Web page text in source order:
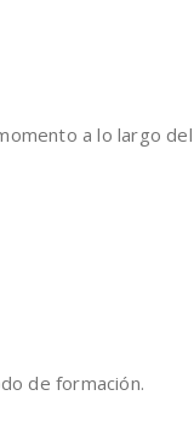
a lo largo
de formación.